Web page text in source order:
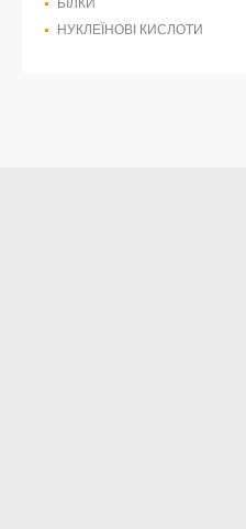
БІЛКИ
НУКЛЕЇНОВІ КИСЛОТИ